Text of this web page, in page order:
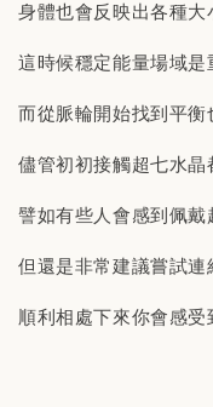
身體也會反映出各種大
這時候穩定能量場域是
而從脈輪開始找到平衡
儘管初初接觸超七水晶
譬如有些人會感到佩戴
但還是非常建議嘗試連
順利相處下來你會感受